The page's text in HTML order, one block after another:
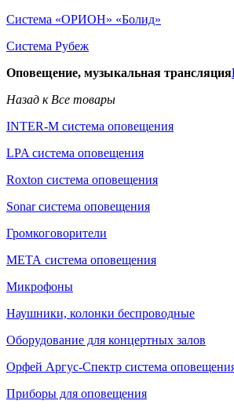
Система «ОРИОН» «Болид»
Система Рубеж
Оповещение, музыкальная трансляция
Назад к Все товары
INTER-M система оповещения
LPA система оповещения
Roxton система оповещения
Sonar система оповещения
Громкоговорители
МЕТА система оповещения
Микрофоны
Наушники, колонки беспроводные
Оборудование для концертных залов
Орфей Аргус-Спектр система
Приборы для оповещения